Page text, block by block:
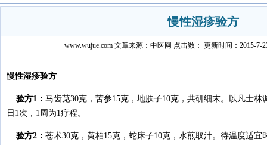
慢性湿疹验方
www.wujue.com 文章来源： 中医网 点击数： 更新时间：2015-7-
慢性湿疹验方
验方1： 马齿苋30克，苦参15克，地肤子10克，共研细末。以凡士
日1次，1周为1疗程。
验方2： 苍术30克，黄柏15克，蛇床子10克，水煎取汁。待温度适